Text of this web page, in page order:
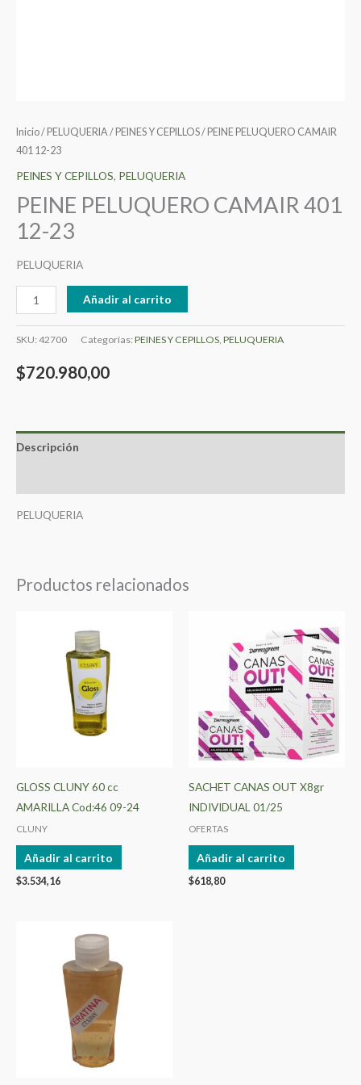
Inicio/ PELUQUERIA/ PEINES Y CEPILLOS/ PEINE PELUQUERO CAMAIR
401 12-23
PEINES Y CEPILLOS, PELUQUERIA
PEINE PELUQUERO CAMAIR 401
12-23
PELUQUERIA
Añadir al carrito
SKU: 42700 Categorías: PEINES Y CEPILLOS PELUQUERIA
$720.980,00
Descripción
PELUQUERIA
Productos relacionados
GLOSS CLUNY 60 cc
AMARILLA Cod:46 09-24
CLUNY
Añadir al carrito
$3.534,16
SACHET CANAS OUT X8gr
INDIVIDUAL 01/25
OFERTAS
Añadir al carrito
$618,80